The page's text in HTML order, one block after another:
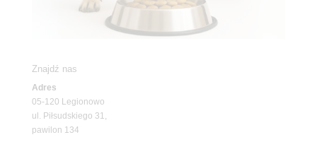
Znajdź nas
Adres
05-120 Legionowo
ul. Piłsudskiego 31,
pawilon 134